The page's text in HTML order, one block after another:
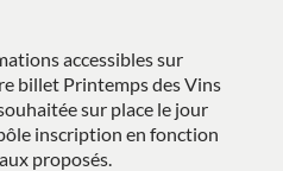
accessibles sur
billet Printemps des Vins
sur place le jour
inscription en fonction
proposés.